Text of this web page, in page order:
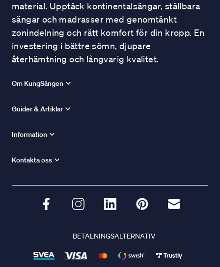
material. Upptäck kontinentalsängar, ställbara
sängar och madrasser med genomtänkt
zonindelning och rätt komfort för din kropp. En
investering i bättre sömn, djupare
återhämtning och långvarig kvalitet.
Om KungSängen
Guider & Artiklar
Information
Kontakta oss
BETALNINGSALTERNATIV